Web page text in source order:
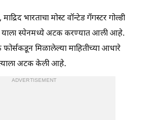
भारताचा मोस्ट वॉन्टेड गँगस्टर गोल्डी
याला स्पेनमध्ये अटक करण्यात आली आहे.
मिळालेल्या माहितीच्या आधारे
त्याला अटक केली आहे.
ADVERTISEMENT